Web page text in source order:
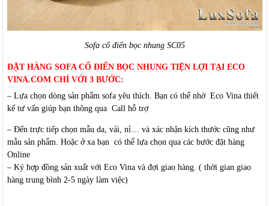
Sofa cổ điển bọc nhung SC05
ĐẶT HÀNG SOFA CỔ ĐIỂN BỌC NHUNG TIỆN LỢI TẠI ECO
VINA.COM CHỈ VỚI 3 BƯỚC:
– Lựa chọn dòng sản phẩm sofa yêu thích. Bạn có thể nhờ Eco Vina thiết
kế tư vấn giúp bạn thông qua Call hỗ trợ
– Đến trực tiếp chọn mẫu da, vải, nỉ… và xác nhận kích thước cũng như
mẫu sản phẩm. Hoặc ở xa bạn có thể lựa chọn qua các bước đặt hàng
Online
– Ký hợp đồng sản xuất với Eco Vina và đợi giao hàng. ( thời gian giao
hàng trung bình 2-5 ngày làm việc)